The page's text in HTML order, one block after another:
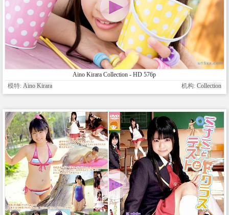
Aino Kirara Collection - HD 576p
模特: Aino Kirara 机构: Collection